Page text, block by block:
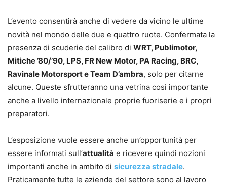
L’evento consentirà anche di vedere da vicino le ultime
novità nel mondo delle due e quattro ruote. Confermata la
presenza di scuderie del calibro di WRT, Publimotor,
Mitiche ’80/’90, LPS, FR New Motor, PA Racing, BRC,
Ravinale Motorsport e Team D’ambra, solo per citarne
alcune. Queste sfrutteranno una vetrina così importante
anche a livello internazionale proprie fuoriserie e i propri
preparatori.
L’esposizione vuole essere anche un’opportunità per
essere informati sull’attualità e ricevere quindi nozioni
importanti anche in ambito di sicurezza stradale.
Praticamente tutte le aziende del settore sono al lavoro